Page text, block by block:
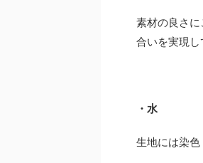
素材の良さ
合いを実現し
・水
生地には染色